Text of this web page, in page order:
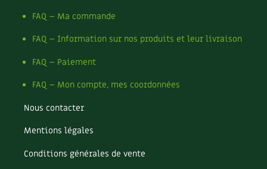
Poireau
Pollinisation
Pollution
Pomme
Potager
Potager en lasagnes
Poules
Prairie fleurie
FAQ – Ma commande
FAQ – Information sur nos produits et leur livraison
FAQ – Paiement
FAQ – Mon compte, mes coordonnées
Nous contacter
Mentions légales
Conditions générales de vente